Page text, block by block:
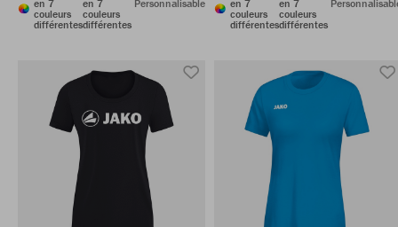
en 7
couleurs
différentes
en 7
couleurs
différentes
Personnalisable
en 7
couleurs
différentes
en 7
couleurs
différentes